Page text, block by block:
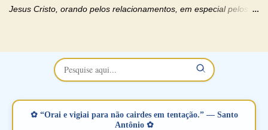
Jesus Cristo, orando pelos relacionamentos, em especial pelos
maravilhosos cartões que coloquei aqui para vocês. Não perca
esta abençoada semana no Momento de Fé do Padre Marcelo,
vamos juntos formar esta forte corrente de orações. Você que
verdadeiro, ou que está com problemas no relacionamento
amoroso, creia na poderosa intercessão deste santo amigo:
✿ “Orai e vigiai para não cairdes em tentação.” — Santo
Antônio ✿